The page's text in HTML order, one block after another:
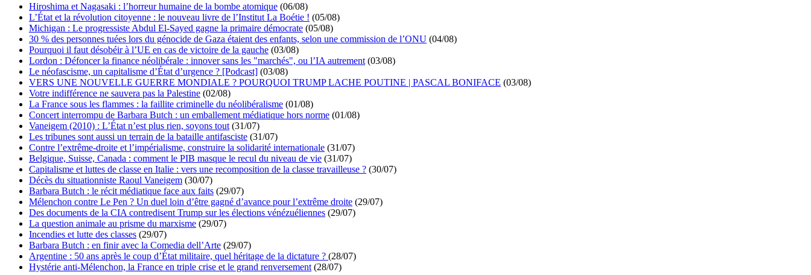
Hiroshima et Nagasaki : l’horreur humaine de la bombe atomique (06/08)
L’État et la révolution citoyenne : le nouveau livre de l’Institut La Boétie ! (05/08)
Michigan : Le progressiste Abdul El-Sayed gagne la primaire démocrate (05/08)
30 % des personnes tuées lors du génocide de Gaza étaient des enfants, selon une commission de l’ONU (04/08)
Pourquoi il faut désobéir à l’UE en cas de victoire de la gauche (03/08)
Lordon : Défoncer la finance néolibérale : innover sans les "marchés", ou l’IA autrement (03/08)
Le néofascisme, un capitalisme d’État d’urgence ? [Podcast] (03/08)
VERS UNE NOUVELLE GUERRE MONDIALE ? POURQUOI TRUMP LACHE POUTINE | PASCAL BONIFACE (03/08)
Votre indifférence ne sauvera pas la Palestine (02/08)
La France sous les flammes : la faillite criminelle du néolibéralisme (01/08)
Concert interrompu de Barbara Butch : un emballement médiatique hors norme (01/08)
Vaneigem (2010) : L’État n’est plus rien, soyons tout (31/07)
Les tribunes sont aussi un terrain de la bataille antifasciste (31/07)
Contre l’extrême-droite et l’impérialisme, construire la solidarité internationale (31/07)
Belgique, Suisse, Canada : comment le PIB masque le recul du niveau de vie (31/07)
Capitalisme et luttes de classe en Italie : vers une recomposition de la classe travailleuse ? (30/07)
Décès du situationniste Raoul Vaneigem (30/07)
Barbara Butch : le récit médiatique face aux faits (29/07)
Mélenchon contre Le Pen ? Un duel loin d’être gagné d’avance pour l’extrême droite (29/07)
Des documents de la CIA contredisent Trump sur les élections vénézuéliennes (29/07)
La question animale au prisme du marxisme (29/07)
Incendies et lutte des classes (29/07)
Barbara Butch : en finir avec la Comedia dell’Arte (29/07)
Argentine : 50 ans après le coup d’État militaire, quel héritage de la dictature ? (28/07)
Hystérie anti-Mélenchon, la France en triple crise et le grand renversement (28/07)